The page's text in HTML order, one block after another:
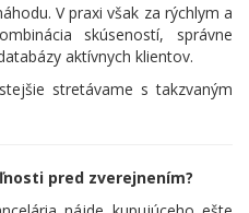
V praxi však za rýchlym a
skúseností, správne
aktívnych klientov.
stretávame s takzvaným
pred zverejnením?